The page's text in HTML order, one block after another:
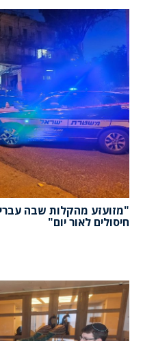
"מזועזע מהקלות שבה
חיסולים לאור יום"